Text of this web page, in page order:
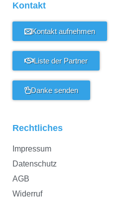
Kontakt
Kontakt aufnehmen
Liste der Partner
Danke senden
Rechtliches
Impressum
Datenschutz
AGB
Widerruf